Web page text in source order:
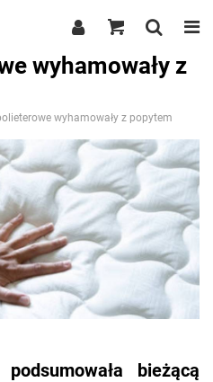
wyhamowały z
wyhamowały z popytem
bieżącą